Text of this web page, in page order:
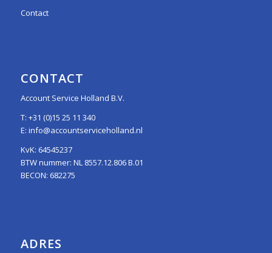
Contact
CONTACT
Account Service Holland B.V.
T: +31 (0)15 25 11 340
E: info@accountserviceholland.nl
KvK: 64545237
BTW nummer: NL 8557.12.806 B.01
BECON: 682275
ADRES